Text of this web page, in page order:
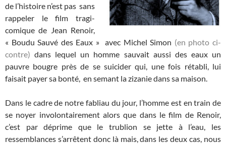
de l’histoire n’est pas sans
rappeler le film tragi-
comique de Jean Renoir,
« Boudu Sauvé des Eaux » avec Michel Simon (en photo ci-
contre) dans lequel un homme sauvait aussi des eaux un
pauvre bougre près de se suicider qui, une fois rétabli, lui
faisait payer sa bonté, en semant la zizanie dans sa maison.
Dans le cadre de notre fabliau du jour, l’homme est en train de
se noyer involontairement alors que dans le film de Renoir,
c’est par déprime que le trublion se jette à l’eau, les
ressemblances s’arrêtent donc là mais, dans les deux cas, nous